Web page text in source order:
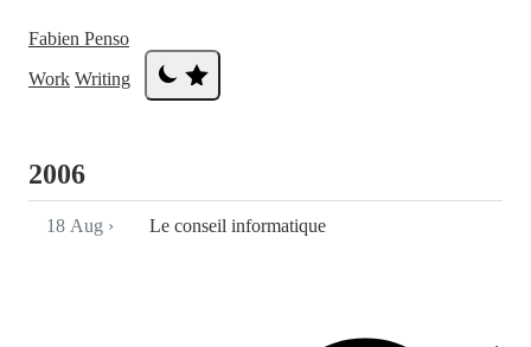
Fabien Penso
Work Writing
2006
18 Aug › Le conseil informatique